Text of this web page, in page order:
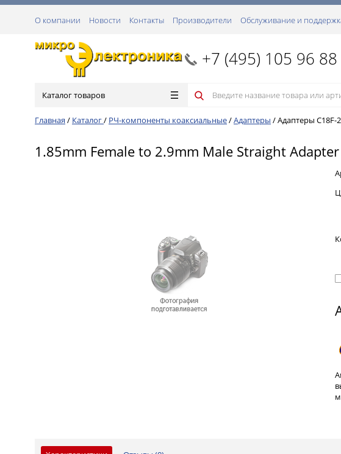
О компании Новости Контакты Производители Обслуживание и
+7 (495) 105 96 88
Каталог товаров
Главная / Каталог/ РЧ-компоненты коаксиальные/Адаптеры /Адаптеры C18F-
1.85mm Female to 2.9mm Male Straight Adapter